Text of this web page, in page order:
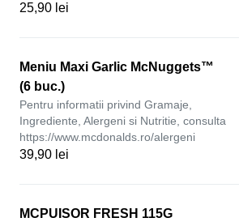
25,90 lei
Meniu Maxi Garlic McNuggets™
(6 buc.)
Pentru informatii privind Gramaje,
Ingrediente, Alergeni si Nutritie, consulta
https://www.mcdonalds.ro/alergeni
39,90 lei
MCPUISOR FRESH 115G